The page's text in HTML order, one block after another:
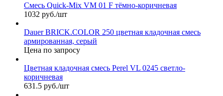
Смесь Quick-Mix VM 01 F тёмно-коричневая
1032 руб./шт
Dauer BRICK.COLOR 250 цветная кладочная смесь
армированная, серый
Цена по запросу
Цветная кладочная смесь Perel VL 0245 светло-
коричневая
631.5 руб./шт